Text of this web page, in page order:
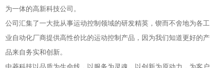
为一体的高新科技公司。
公司汇集了一大批从事运动控制领域的研发精英，锲而不舍地为各工
业自动化厂商提供高性价比的运动控制产品，因为我们知道更好的产
品来自务实和创新。